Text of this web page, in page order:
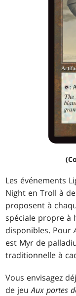
Les événements
Night en Troll à
proposent à
spéciale propre à
disponibles. Pour
est Myr de
traditionnelle à
Vous envisagez
de jeuAux portes